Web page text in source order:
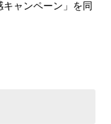
ャンペーン」を同